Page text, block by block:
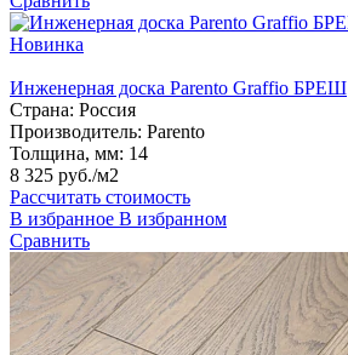
Новинка
Инженерная доска Parento Graffio БРЕШ
Страна: Россия
Производитель: Parento
Толщина, мм: 14
8 325 руб./м2
Рассчитать стоимость
В избранное В избранном
Сравнить